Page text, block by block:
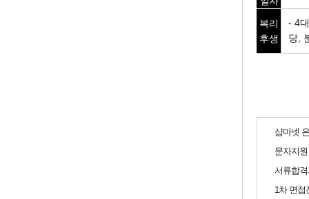
복리
후생
- 4
당,
샵마넷
문자지
서류합
1차 면접